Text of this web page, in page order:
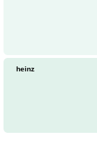
heinz